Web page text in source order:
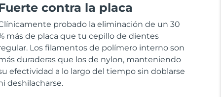
contra la placa
probado la eliminación de un 30
más de placa que tu cepillo de dientes
Los filamentos de polímero interno son
duraderas que los de nylon, manteniendo
efectividad a lo largo del tiempo sin doblarse
deshilacharse.